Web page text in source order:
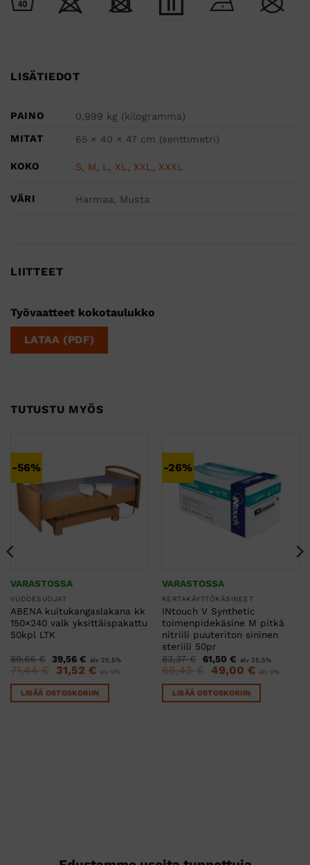
LISÄTIEDOT
PAINO
0,999 kg (kilogramma)
MITAT
65 × 40 × 47 cm (senttimetri)
KOKO S, M, L, XL, XXL, XXXL
VÄRI Harmaa, Musta
LIITTEET
Työvaatteet kokotaulukko
LATAA (PDF)
TUTUSTU MYÖS
-56%
VARASTOSSA
VUODESUOJAT
ABENA kuitukangaslakana kk
150×240 valk yksittäispakattu
50kpl LTK
89,66€
Alkuperäinen
hinta
oli:
89,66 €.
39,56 €Nykyinen
hinta
on:
39,56 €.
alv 25,5%
71,44€
Alkuperäinen
hinta
oli:
71,44 €.
31,52 €Nykyinen
hinta
on:
31,52 €.
alv 0%
LISÄÄ OSTOSKORIIN
-26%
VARASTOSSA
KERTAKÄYTTÖKÄSINEET
INtouch V Synthetic
toimenpidekäsine M pitkä
nitriili puuteriton sininen
steriili 50pr
83,37€ Alkuperäinen
hinta
oli:
83,37 €.
61,50 €Nykyinen
hinta
on:
61,50 €.
alv 25,5%
66,43€
Alkuperäinen
hinta
oli:
66,43 €.
49,00 €Nykyinen
hinta
on:
alv 0%
LISÄÄ OSTOSKORIIN